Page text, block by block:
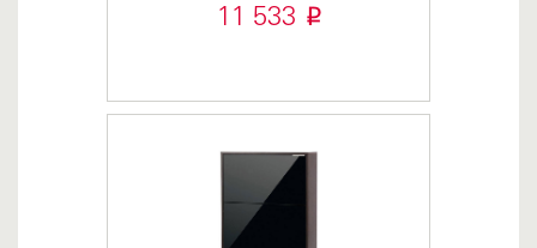
11 533 i